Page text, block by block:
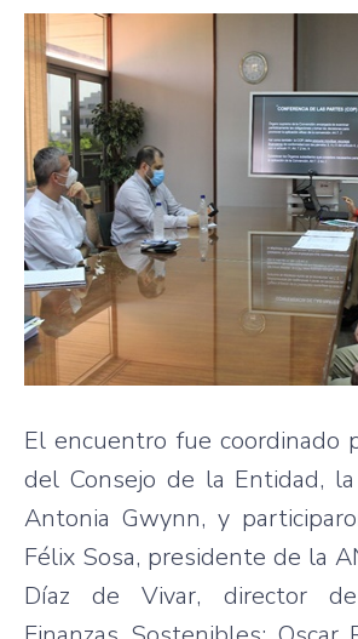
El encuentro fue coordinado
del Consejo de la Entidad,
Antonia Gwynn, y
Félix Sosa, presidente de la
Díaz de Vivar, director